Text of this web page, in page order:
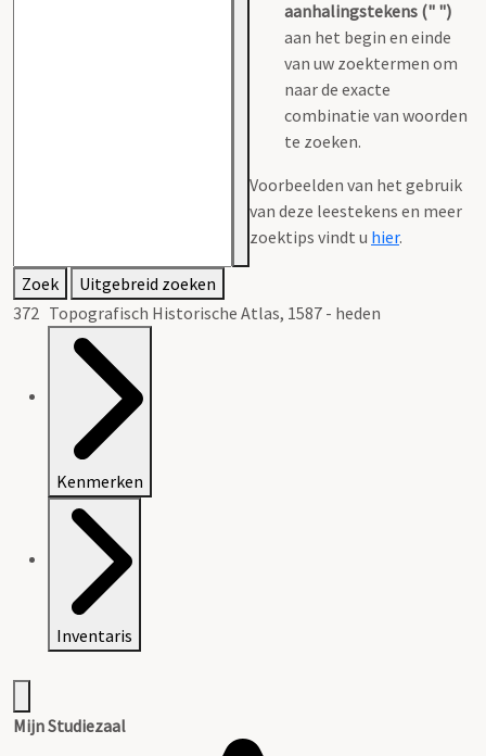
aanhalingstekens (" ")
aan het begin en einde
van uw zoektermen om
naar de exacte
combinatie van woorden
te zoeken.
Voorbeelden van het gebruik
van deze leestekens en meer
zoektips vindt u hier.
Zoek
Uitgebreid zoeken
372 Topografisch Historische Atlas, 1587 - heden
Kenmerken
Inventaris
Mijn Studiezaal